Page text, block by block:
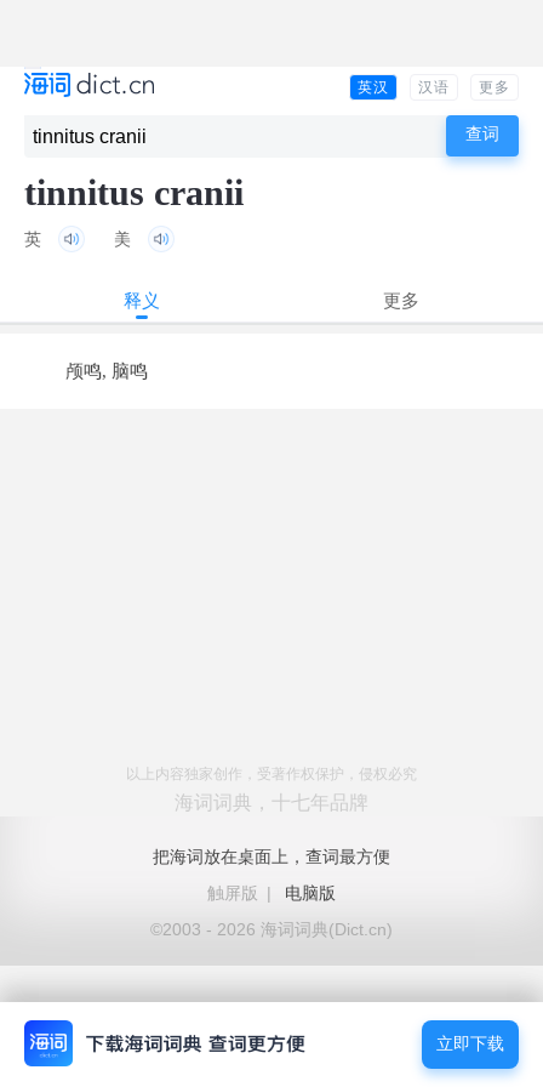
英汉 汉语 更多
tinnitus cranii
英 美
释义 更多
颅鸣, 脑鸣
以上内容独家创作，受著作权保护，侵权必究
海词词典，十七年品牌
把海词放在桌面上，查词最方便
触屏版
|
电脑版
©2003 - 2026 海词词典(Dict.cn)
立即下载
立即下载